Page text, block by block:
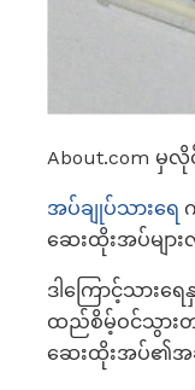
About.com မှ
အပ်ချုပ်သားရေ
ဆေးထိုးအပ်မျာ
ဒါကြောင့်သား
ထည်စိမ့်ဝင်သွားတ
ဆေးထိုးအပ်၏အခ